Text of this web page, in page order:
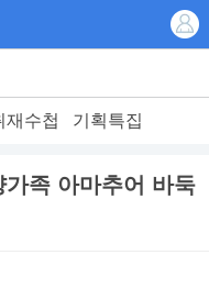
재수첩 기획특집
족 아마추어 바둑